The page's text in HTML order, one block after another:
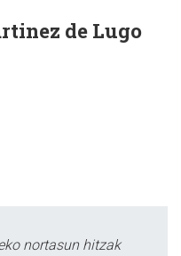
de Lugo
nortasun hitzak